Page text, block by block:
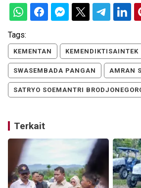
Tags:
KEMENTAN KEMENDIKTISAINTEK
SWASEMBADA PANGAN AMRAN
SATRYO SOEMANTRI
Terkait